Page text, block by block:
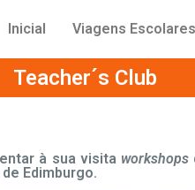
Inicial Viagens Escolares
Teacher´s Club
à sua visita workshops
Edimburgo.